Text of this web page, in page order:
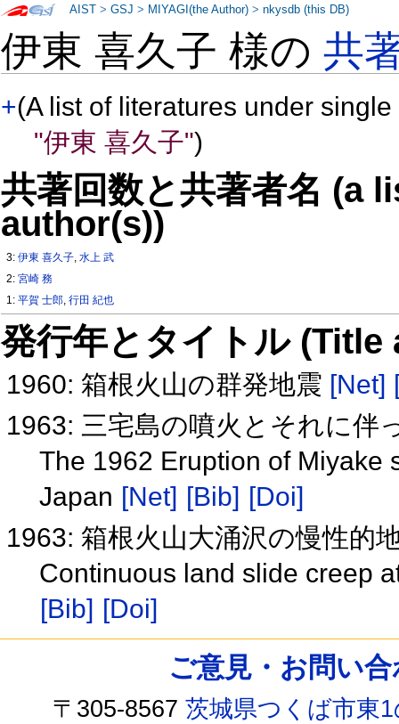
伊東 喜久子 様の共
+(A list of literatures under
"伊東 喜久子")
共著回数と共著者名 (a
author(s))
3:伊東 喜久子,水上 武
2:宮崎 務
1:平賀 士郎,行田 紀也
発行年とタイトル
1960: 箱根火山の群発地震 [Net]
1963: 三宅島の噴火とそれに伴
The 1962 Eruption of Miyake
Japan [Net] [Bib] [Doi]
1963: 箱根火山大涌沢の慢性的
Continuous land slide creep
[Bib] [Doi]
AIST >GSJ > MIYAGI(the Author) >nkysdb (this DB)
ご意見・お問い
〒305-8567茨城県つくば市東